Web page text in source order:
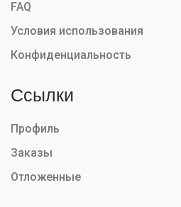
FAQ
Условия использования
Конфиденциальность
Ссылки
Профиль
Заказы
Отложенные